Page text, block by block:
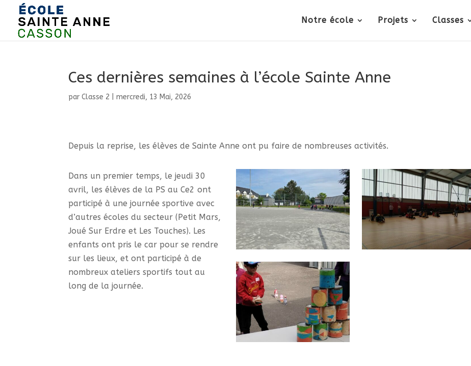
Notre école Projets Classes
Ces dernières semaines à l’école Sainte Anne
parClasse 2 |mercredi, 13 Mai, 2026
Depuis la reprise, les élèves de Sainte Anne ont pu faire de nombreuses activités.
Dans un premier temps, le jeudi 30
avril, les élèves de la PS au Ce2 ont
participé à une journée sportive avec
d’autres écoles du secteur (Petit Mars,
Joué Sur Erdre et Les Touches). Les
enfants ont pris le car pour se rendre
sur les lieux, et ont participé à de
nombreux ateliers sportifs tout au
long de la journée.